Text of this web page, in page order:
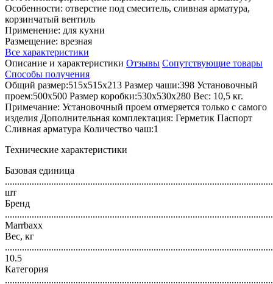
Особенности: отверстие под смеситель, сливная арматура,
корзинчатый вентиль
Применение: для кухни
Размещение: врезная
Все характеристики
Описание и характеристики Отзывы Сопутствующие товары
Способы получения
Общий размер:515x515x213 Размер чаши:398 Установочный
проем:500x500 Размер коробки:530x530x280 Вес: 10,5 кг.
Примечание: Установочный проем отмеряется только с самого
изделия Дополнительная комплектация: Герметик Паспорт
Сливная арматура Количество чаш:1
Технические характеристики
Базовая единица
шт
Бренд
Marrbaxx
Вес, кг
10.5
Категория